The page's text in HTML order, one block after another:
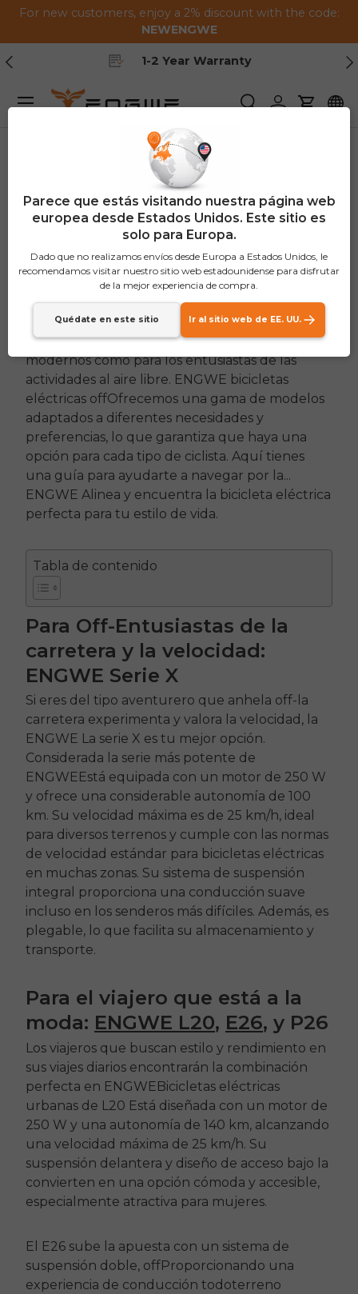
Saltar al contenido
For new customers, enjoy a 2% discount with the code:
NEWENGWE
Anterior
1-2 Year Warranty
BuscarIniciar sesión
Carrito
Menú
Cómo elegir tu pareja
perfecta ENGWE
bicicleta eléctrica
Elegir la bicicleta eléctrica adecuada puede ser
una decisión crucial tanto para los viajeros
modernos como para los entusiastas de las
actividades al aire libre. ENGWE bicicletas
eléctricas offOfrecemos una gama de modelos
adaptados a diferentes necesidades y
preferencias, lo que garantiza que haya una
opción para cada tipo de ciclista. Aquí tienes
una guía para ayudarte a navegar por la...
ENGWE Alinea y encuentra la bicicleta eléctrica
perfecta para tu estilo de vida.
Tabla de contenido
Para Off-Entusiastas de la
carretera y la velocidad:
ENGWE Serie X
Si eres del tipo aventurero que anhela off-la
carretera experimenta y valora la velocidad, la
ENGWE La serie X es tu mejor opción.
Considerada la serie más potente de
ENGWE Está equipada con un motor de 250 W
y ofrece una considerable autonomía de 100
km. Su velocidad máxima es de 25 km/h, ideal
para diversos terrenos y cumple con las normas
de velocidad estándar para bicicletas eléctricas
en muchas zonas. Su sistema de suspensión
integral proporciona una conducción suave
incluso en los senderos más difíciles. Además, es
plegable, lo que facilita su almacenamiento y
transporte.
Para el viajero que está a la
moda: ENGWE L20, E26, y P26
Los viajeros que buscan estilo y rendimiento en
sus viajes diarios encontrarán la combinación
perfecta en ENGWE Bicicletas eléctricas
urbanas de L20 Está diseñada con un motor de
250 W y una autonomía de 140 km, alcanzando
una velocidad máxima de 25 km/h. Su
suspensión delantera y diseño de acceso bajo la
convierten en una opción cómoda y accesible,
especialmente atractiva para mujeres.
El E26 sube la apuesta con un sistema de
suspensión doble, offProporcionando una
experiencia de conducción todoterreno
Parece que estás visitando nuestra página web
europea desde Estados Unidos. Este sitio es
solo para Europa.
Dado que no realizamos envíos desde Europa a Estados Unidos, le
recomendamos visitar nuestro sitio web estadounidense para disfrutar
de la mejor experiencia de compra.
Quédate en este sitio Ir al sitio web de EE. UU.